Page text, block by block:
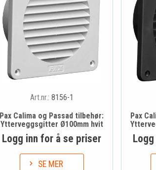
Art.nr.: 8156-1
Pax Calima og Passad tilbehør:
Ytterveggsgitter Ø100mm hvit
Logg inn for å se priser
SE MER
Pax